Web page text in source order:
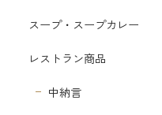
スープ・スープカレー
レストラン商品
中納言